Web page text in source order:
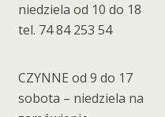
niedziela od 10 do 18
tel. 74 84 253 54
CZYNNE od 9 do 17
sobota – niedziela na